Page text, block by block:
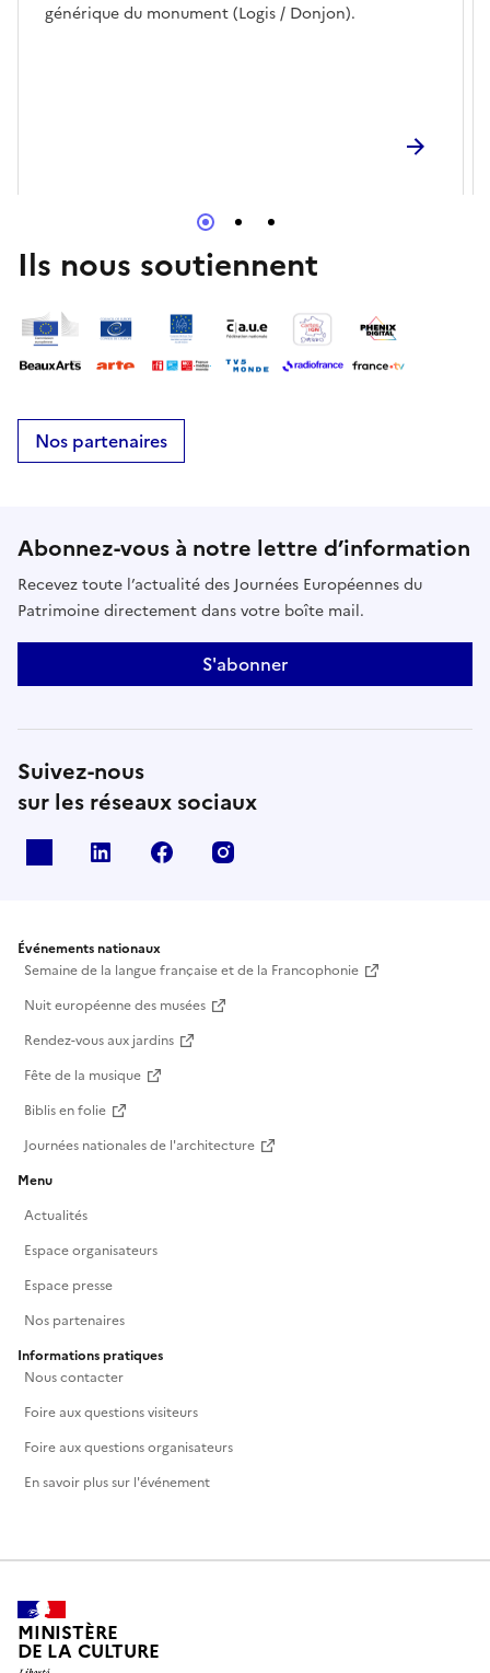
générique du monument (Logis / Donjon).
Ils nous soutiennent
Nos partenaires
Abonnez-vous à notre lettre d’information
Recevez toute l’actualité des Journées Européennes du
Patrimoine directement dans votre boîte mail.
S'abonner
Suivez-nous
sur les réseaux sociaux
Linkedin Facebook
Événements nationaux
Semaine de la langue française et de la Francophonie
Nuit européenne des musées
Rendez-vous aux jardins
Fête de la musique
Biblis en folie
Journées nationales de l'architecture
Menu
Actualités
Espace organisateurs
Espace presse
Nos partenaires
Informations pratiques
Nous contacter
Foire aux questions visiteurs
Foire aux questions organisateurs
En savoir plus sur l'événement
MINISTÈRE
DE LA CULTURE